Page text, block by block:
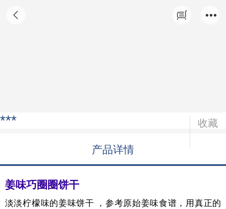
*** 收藏
产品详情
姜味巧圈圈饼干
淡淡柠檬味的姜味饼干 ，参考原始姜味食谱，用真正的